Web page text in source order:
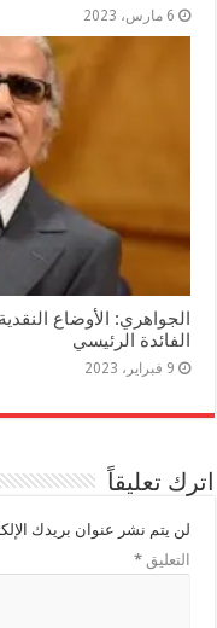
6 مارس، 2023
الجواهري: الأوضاع
الفائدة الرئيسي
9 فبراير، 2023
اترك تعليقاً
لن يتم نشر عنوان بريدك
التعليق*